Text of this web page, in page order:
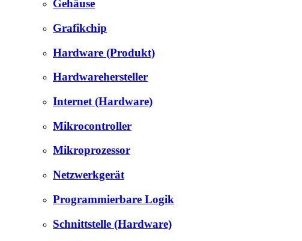
Gehäuse
Grafikchip
Hardware (Produkt)
Hardwarehersteller
Internet (Hardware)
Mikrocontroller
Mikroprozessor
Netzwerkgerät
Programmierbare Logik
Schnittstelle (Hardware)